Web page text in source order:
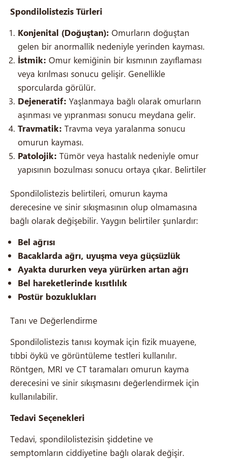
Spondilolistezis Türleri
Konjenital (Doğuştan): Omurların doğuştan
gelen bir anormallik nedeniyle yerinden kayması.
İstmik: Omur kemiğinin bir kısmının zayıflaması
veya kırılması sonucu gelişir. Genellikle
sporcularda görülür.
Dejeneratif: Yaşlanmaya bağlı olarak omurların
aşınması ve yıpranması sonucu meydana gelir.
Travmatik: Travma veya yaralanma sonucu
omurun kayması.
Patolojik: Tümör veya hastalık nedeniyle omur
yapısının bozulması sonucu ortaya çıkar. Belirtiler
Spondilolistezis belirtileri, omurun kayma
derecesine ve sinir sıkışmasının olup olmamasına
bağlı olarak değişebilir. Yaygın belirtiler şunlardır:
Bel ağrısı
Bacaklarda ağrı, uyuşma veya güçsüzlük
Ayakta dururken veya yürürken artan ağrı
Bel hareketlerinde kısıtlılık
Postür bozuklukları
Tanı ve Değerlendirme
Spondilolistezis tanısı koymak için fizik muayene,
tıbbi öykü ve görüntüleme testleri kullanılır.
Röntgen, MRI ve CT taramaları omurun kayma
derecesini ve sinir sıkışmasını değerlendirmek için
kullanılabilir.
Tedavi Seçenekleri
Tedavi, spondilolistezisin şiddetine ve
semptomların ciddiyetine bağlı olarak değişir.